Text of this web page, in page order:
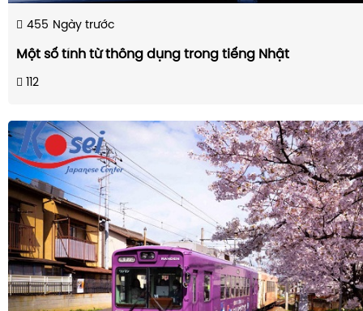
455 Ngày trước
Một số tính từ thông dụng trong tiếng Nhật
112